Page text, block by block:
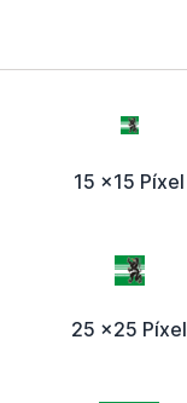
15 x15 Píxel
25 x25 Píxel